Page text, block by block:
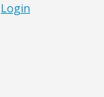
Login